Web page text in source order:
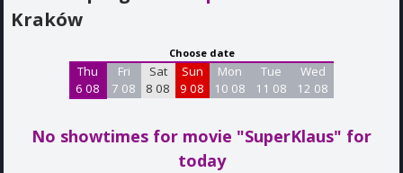
Kraków
Choose date
Thu
6 08
Fri
7 08
Sat
8 08
Sun
9 08
Mon
10 08
Tue
11 08
Wed
12 08
No showtimes for movie "SuperKlaus" for
today